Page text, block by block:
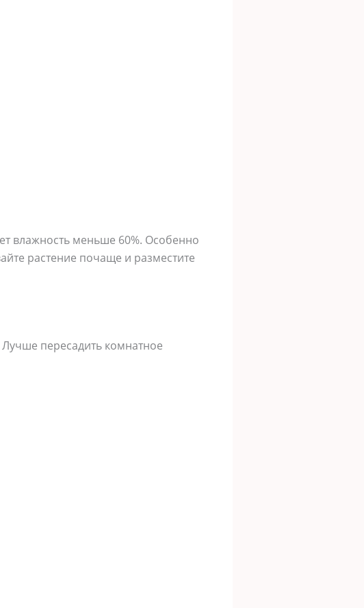
влажность меньше 60%. Особенно
растение почаще и разместите
пересадить комнатное